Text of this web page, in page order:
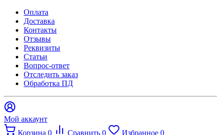
Оплата
Доставка
Контакты
Отзывы
Реквизиты
Статьи
Вопрос-ответ
Отследить заказ
Обработка ПД
Мой аккаунт
Корзина 0 Сравнить 0 Избранное 0